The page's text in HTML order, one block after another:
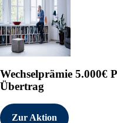
Wechselprämie 5.000€
Übertrag
Zur Aktion